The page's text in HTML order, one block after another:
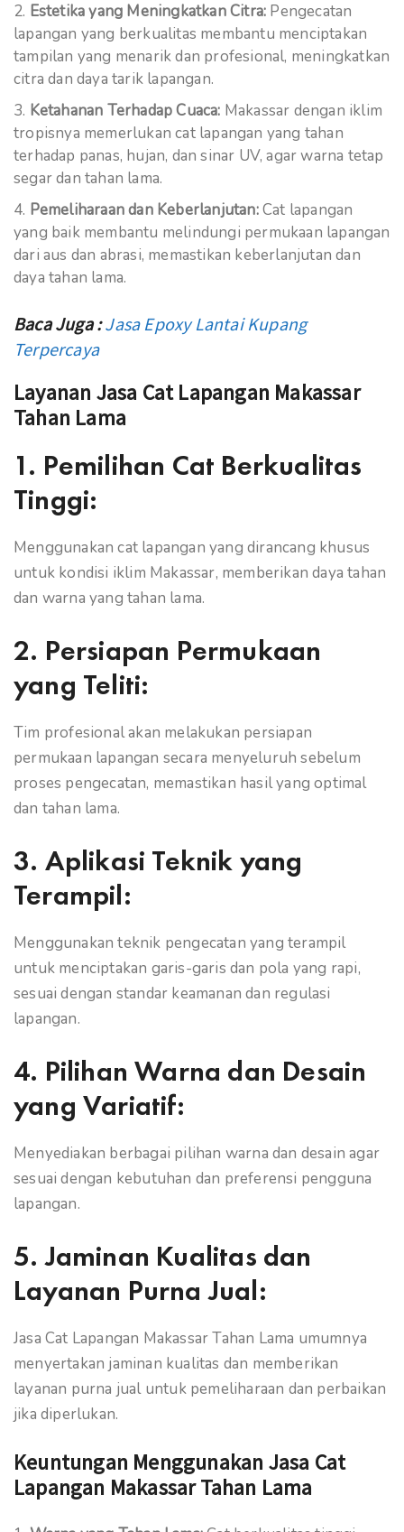
Estetika yang Meningkatkan Citra: Pengecatan
lapangan yang berkualitas membantu menciptakan
tampilan yang menarik dan profesional, meningkatkan
citra dan daya tarik lapangan.
Ketahanan Terhadap Cuaca: Makassar dengan iklim
tropisnya memerlukan cat lapangan yang tahan
terhadap panas, hujan, dan sinar UV, agar warna tetap
segar dan tahan lama.
Pemeliharaan dan Keberlanjutan:Cat lapangan
yang baik membantu melindungi permukaan lapangan
dari aus dan abrasi, memastikan keberlanjutan dan
daya tahan lama.
Baca Juga :Jasa Epoxy Lantai Kupang
Terpercaya
Layanan Jasa Cat Lapangan Makassar
Tahan Lama
1. Pemilihan Cat Berkualitas
Tinggi:
Menggunakan cat lapangan yang dirancang khusus
untuk kondisi iklim Makassar, memberikan daya tahan
dan warna yang tahan lama.
2. Persiapan Permukaan
yang Teliti:
Tim profesional akan melakukan persiapan
permukaan lapangan secara menyeluruh sebelum
proses pengecatan, memastikan hasil yang optimal
dan tahan lama.
3. Aplikasi Teknik yang
Terampil:
Menggunakan teknik pengecatan yang terampil
untuk menciptakan garis-garis dan pola yang rapi,
sesuai dengan standar keamanan dan regulasi
lapangan.
4. Pilihan Warna dan Desain
yang Variatif:
Menyediakan berbagai pilihan warna dan desain agar
sesuai dengan kebutuhan dan preferensi pengguna
lapangan.
5.Jaminan Kualitas dan
Layanan Purna Jual:
Jasa Cat Lapangan Makassar Tahan Lama umumnya
menyertakan jaminan kualitas dan memberikan
layanan purna jual untuk pemeliharaan dan perbaikan
jika diperlukan.
Keuntungan Menggunakan Jasa Cat
Lapangan Makassar Tahan Lama